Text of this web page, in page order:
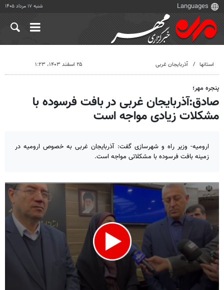
شنبه ۱۷ مرداد ۱۴۰۵
استانها آذربایجان غربی ۲۵ اسفند ۱۴۰۳، ۱:۲۳
پنجره مهر؛
صادق:آذربایجان غربی در بافت فرسوده با
مشکلات زیادی مواجه است
ارومیه- وزیر راه و شهرسازی گفت: آذربایجان غربی به خصوص ارومیه در
زمینه بافت فرسوده با مشکلاتی مواجه است.